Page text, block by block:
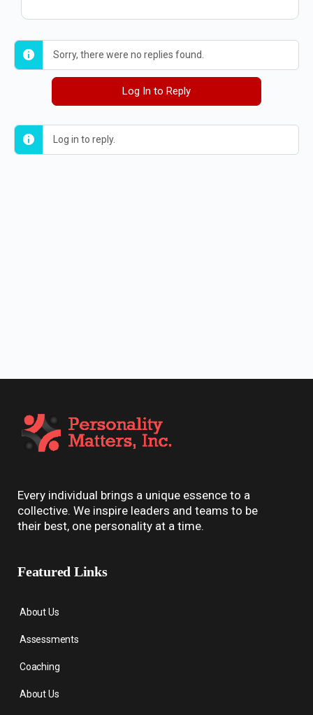
Sorry, there were no replies found.
Log In to Reply
Log in to reply.
Every individual brings a unique essence to a
collective. We inspire leaders and teams to be
their best, one personality at a time.
Featured Links
About Us
Assessments
Coaching
About Us